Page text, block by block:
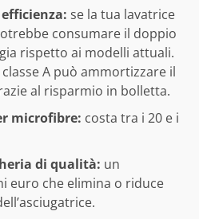
se la tua lavatrice
consumare il doppio
rispetto ai modelli attuali.
A può ammortizzare il
al risparmio in bolletta.
microfibre: costa tra i 20 e i
di qualità: un
euro che elimina o riduce